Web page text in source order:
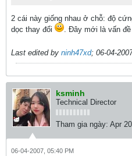
2 cái này giống nhau ở chỗ: độ
dọc thay đổi
. Đây mới là vấn
Last edited by ninh47xd; 06-04-
ksminh
Technical Director
Tham gia ngày: Apr
06-04-2007, 05:40 PM